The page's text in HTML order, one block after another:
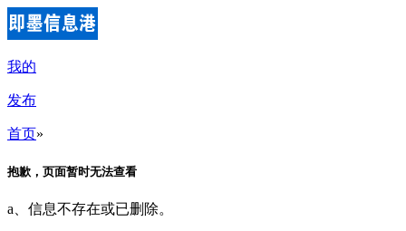
我的
发布
首页»
抱歉，页面暂时无法查看
a、信息不存在或已删除。